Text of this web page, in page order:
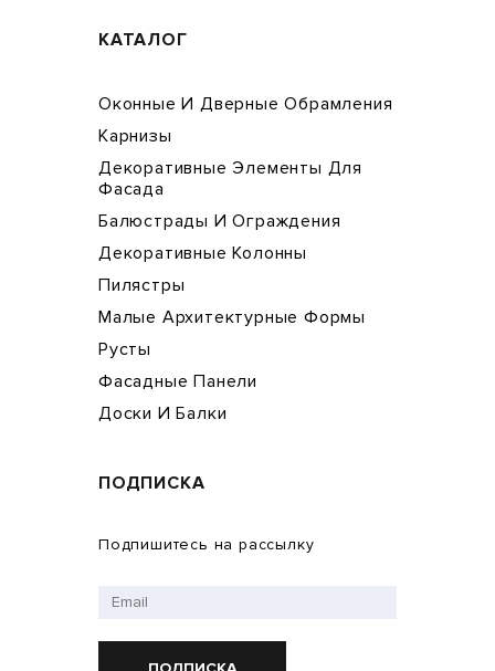
КАТАЛОГ
Оконные И Дверные Обрамления
Карнизы
Декоративные Элементы Для
Фасада
Балюстрады И Ограждения
Декоративные Колонны
Пилястры
Малые Архитектурные Формы
Русты
Фасадные Панели
Доски И Балки
ПОДПИСКА
Подпишитесь на рассылку